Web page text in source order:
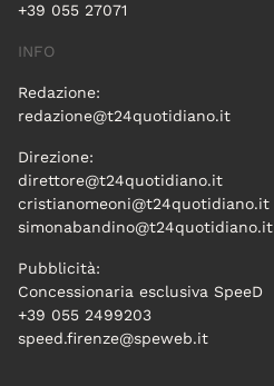
+39 055 27071
INFO
Redazione:
redazione@t24quotidiano.it
Direzione:
direttore@t24quotidiano.it
cristianomeoni@t24quotidiano.it
simonabandino@t24quotidiano.it
Pubblicità:
Concessionaria esclusiva SpeeD
+39 055 2499203
speed.firenze@speweb.it